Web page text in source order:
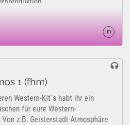
m
1 (fhm)
Western-Kit`s habt ihr ein
für eure Western-
z.B. Geisterstadt-Atmosphäre